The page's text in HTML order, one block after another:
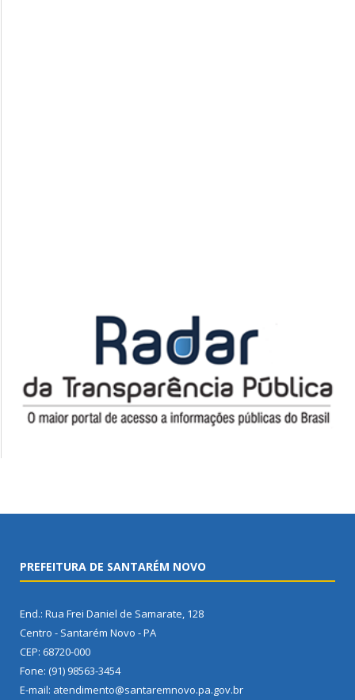
PREFEITURA DE SANTARÉM NOVO
End.: Rua Frei Daniel de Samarate, 128
Centro - Santarém Novo - PA
CEP: 68720-000
Fone: (91) 98563-3454
E-mail: atendimento@santaremnovo.pa.gov.br